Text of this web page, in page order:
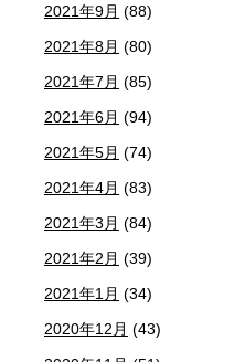
2021年9月 (88)
2021年8月 (80)
2021年7月 (85)
2021年6月 (94)
2021年5月 (74)
2021年4月 (83)
2021年3月 (84)
2021年2月 (39)
2021年1月 (34)
2020年12月 (43)